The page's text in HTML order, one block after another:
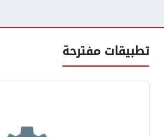
تطبيقات مفترحة